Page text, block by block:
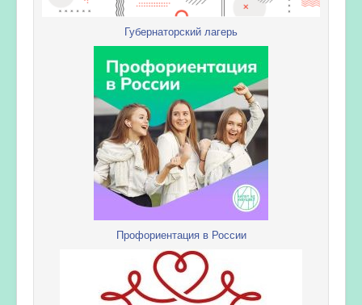
Губернаторский лагерь
Профориентация в России